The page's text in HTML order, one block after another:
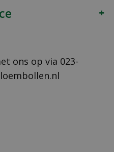
ons op via 023-